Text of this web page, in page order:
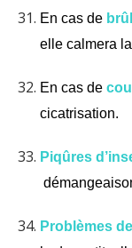
En cas de
elle calmera
En cas de
cicatrisation.
Piqûres
Problèmes